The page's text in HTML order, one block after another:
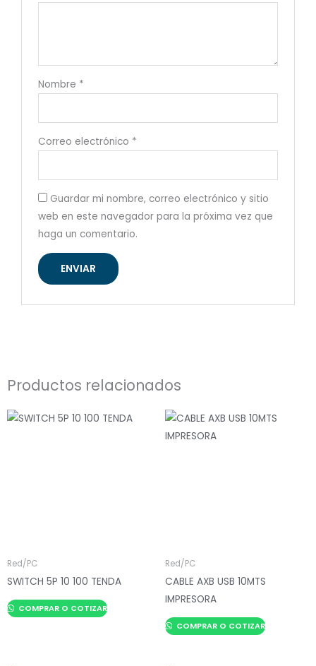
Nombre *
Correo electrónico *
Guardar mi nombre, correo electrónico y sitio
web en este navegador para la próxima vez que
haga un comentario.
Productos relacionados
Red/PC
SWITCH 5P 10 100 TENDA
COMPRAR O COTIZAR
Red/PC
CABLE AXB USB 10MTS
IMPRESORA
COMPRAR O COTIZAR